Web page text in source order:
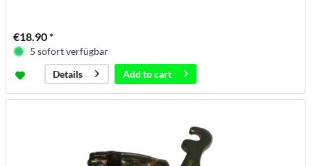
€18.90 *
5 sofort verfügbar
Details
Add tocart